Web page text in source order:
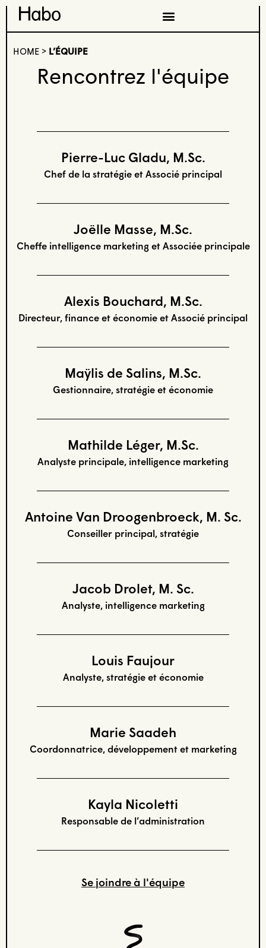
HOME > L’ÉQUIPE
Rencontrez l'équipe
Pierre-Luc Gladu, M.Sc.
Chef de la stratégie et Associé principal
Joëlle Masse, M.Sc.
Cheffe intelligence marketing et Associée principale
Alexis Bouchard, M.Sc.
Directeur, finance et économie et Associé principal
Maÿlis de Salins, M.Sc.
Gestionnaire, stratégie et économie
Mathilde Léger, M.Sc.
Analyste principale, intelligence marketing
Antoine Van Droogenbroeck, M. Sc.
Conseiller principal, stratégie
Jacob Drolet, M. Sc.
Analyste, intelligence marketing
Louis Faujour
Analyste, stratégie et économie
Marie Saadeh
Coordonnatrice, développement et marketing
Kayla Nicoletti
Responsable de l’administration
Se joindre à l'équipe